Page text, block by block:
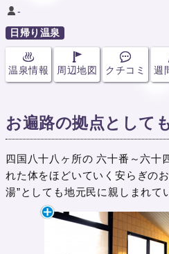
-
日帰り温泉
温泉情報 周辺地図 クチコミ 週
お遍路の拠点として
四国八十八ヶ所の 六十番～六十
れた体をほどいていく安らぎの
湯”としても地元民に親しまれて